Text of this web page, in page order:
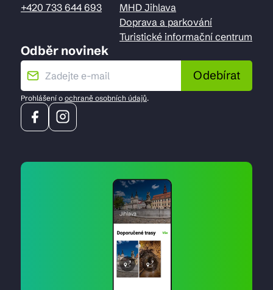
+420 733 644 693
MHD Jihlava
Doprava a parkování
Turistické informační centrum
Odběr novinek
Odebírat
Prohlášení o ochraně osobních údajů.